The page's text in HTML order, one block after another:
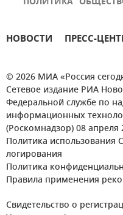
НОВОСТИ ПРЕСС-
© 2026 МИА «Россия
Сетевое издание РИА
Федеральной службе по
информационных
(Роскомнадзор) 08 апреля
Политика использования
логирования
Политика
Правила применения
Свидетельство о